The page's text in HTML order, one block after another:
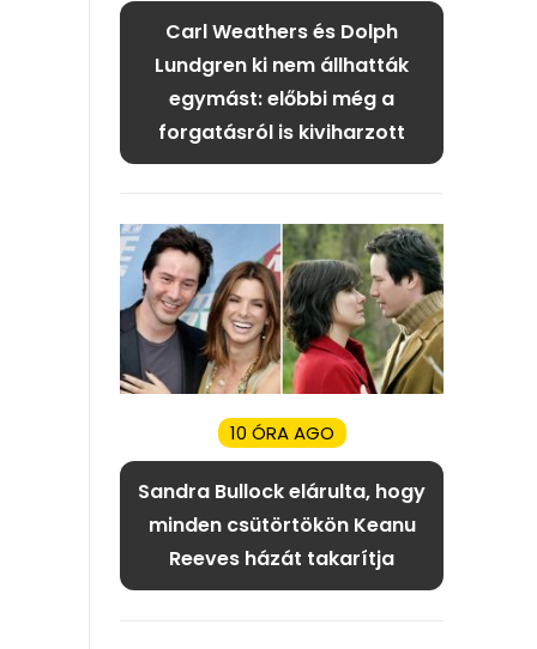
Carl Weathers és Dolph
Lundgren ki nem állhatták
egymást: előbbi még a
forgatásról is kiviharzott
10 ÓRA AGO
Sandra Bullock elárulta, hogy
minden csütörtökön Keanu
Reeves házát takarítja